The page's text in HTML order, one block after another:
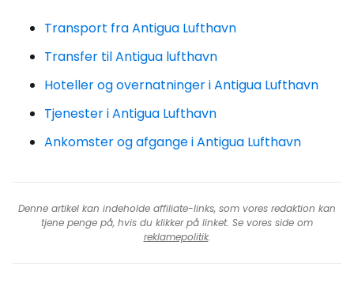
Transport fra Antigua Lufthavn
Transfer til Antigua lufthavn
Hoteller og overnatninger i Antigua Lufthavn
Tjenester i Antigua Lufthavn
Ankomster og afgange i Antigua Lufthavn
Denne artikel kan indeholde affiliate-links, som vores redaktion kan
tjene penge på, hvis du klikker på linket. Se vores side om
reklamepolitik.